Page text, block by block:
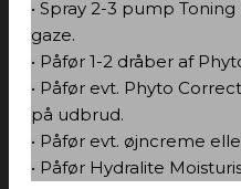
• Spray 2-3 pump
gaze.
• Påfør 1-2 dråber af
• Påfør evt. Phyto
på udbrud.
• Påfør evt. øjncreme
• Påfør Hydralite